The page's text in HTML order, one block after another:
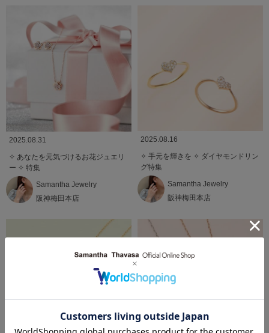
2025.08.31
✧ あなたを元気づけるお花ジュエリ
ー ✧ 特集
Samantha Jewelry
阪神梅田本店
2025.08.16
✧ 手元を輝きを ✧ ダイヤモンドリン
グ特集
Samantha Jewelry
阪神梅田本店